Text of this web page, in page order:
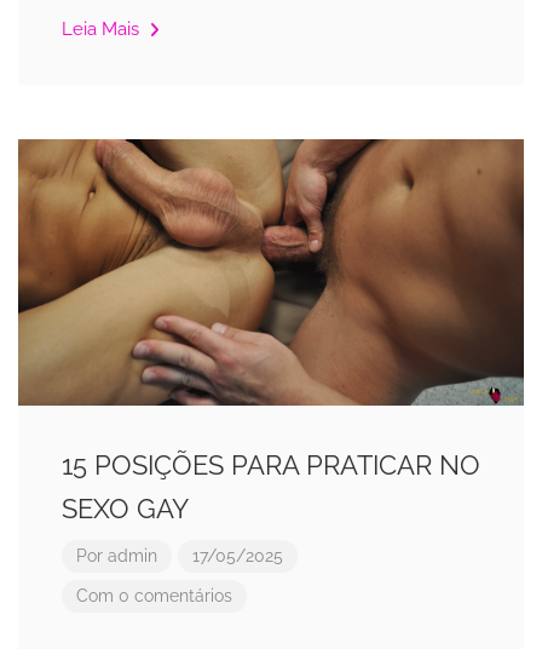
Leia Mais
15 POSIÇÕES PARA PRATICAR NO
SEXO GAY
Por admin 17/05/2025
Com 0 comentários